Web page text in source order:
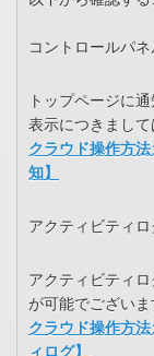
コントロールパ
トップページに
表示につきまして
クラウド操作方
知】
アクティビティロ
アクティビティ
が可能でございま
クラウド操作方
ィログ】